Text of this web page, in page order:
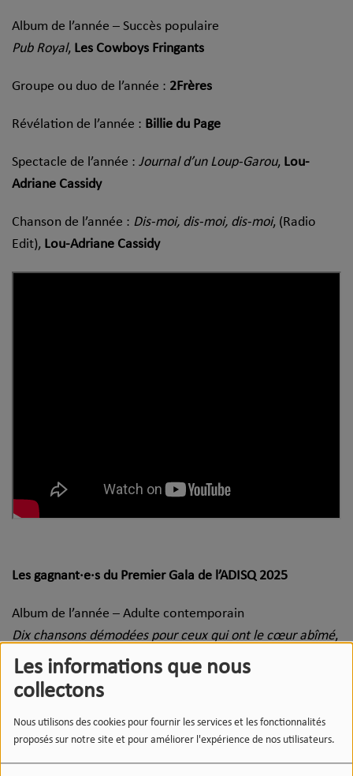
Les informations que nous
collectons
Nous utilisons des cookies pour fournir les services et les fonctionnalités
proposés sur notre site et pour améliorer l'expérience de nos utilisateurs.
Album de l’année – Succès populaire
Pub Royal, Les Cowboys Fringants
Groupe ou duo de l’année : 2Frères
Révélation de l’année : Billie du Page
Spectacle de l’année : Journal d’un Loup-Garou, Lou-
Adriane Cassidy
Chanson de l’année : Dis-moi, dis-moi, dis-moi, (Radio
Edit), Lou-Adriane Cassidy
Les gagnant·e·s du Premier Gala de l’ADISQ 2025
Album de l’année – Adulte contemporain
Dix chansons démodées pour ceux qui ont le cœur abîmé,
Pierre Lapointe
Album de l’année – Alternatif
Abracadabra, Klô Pelgag